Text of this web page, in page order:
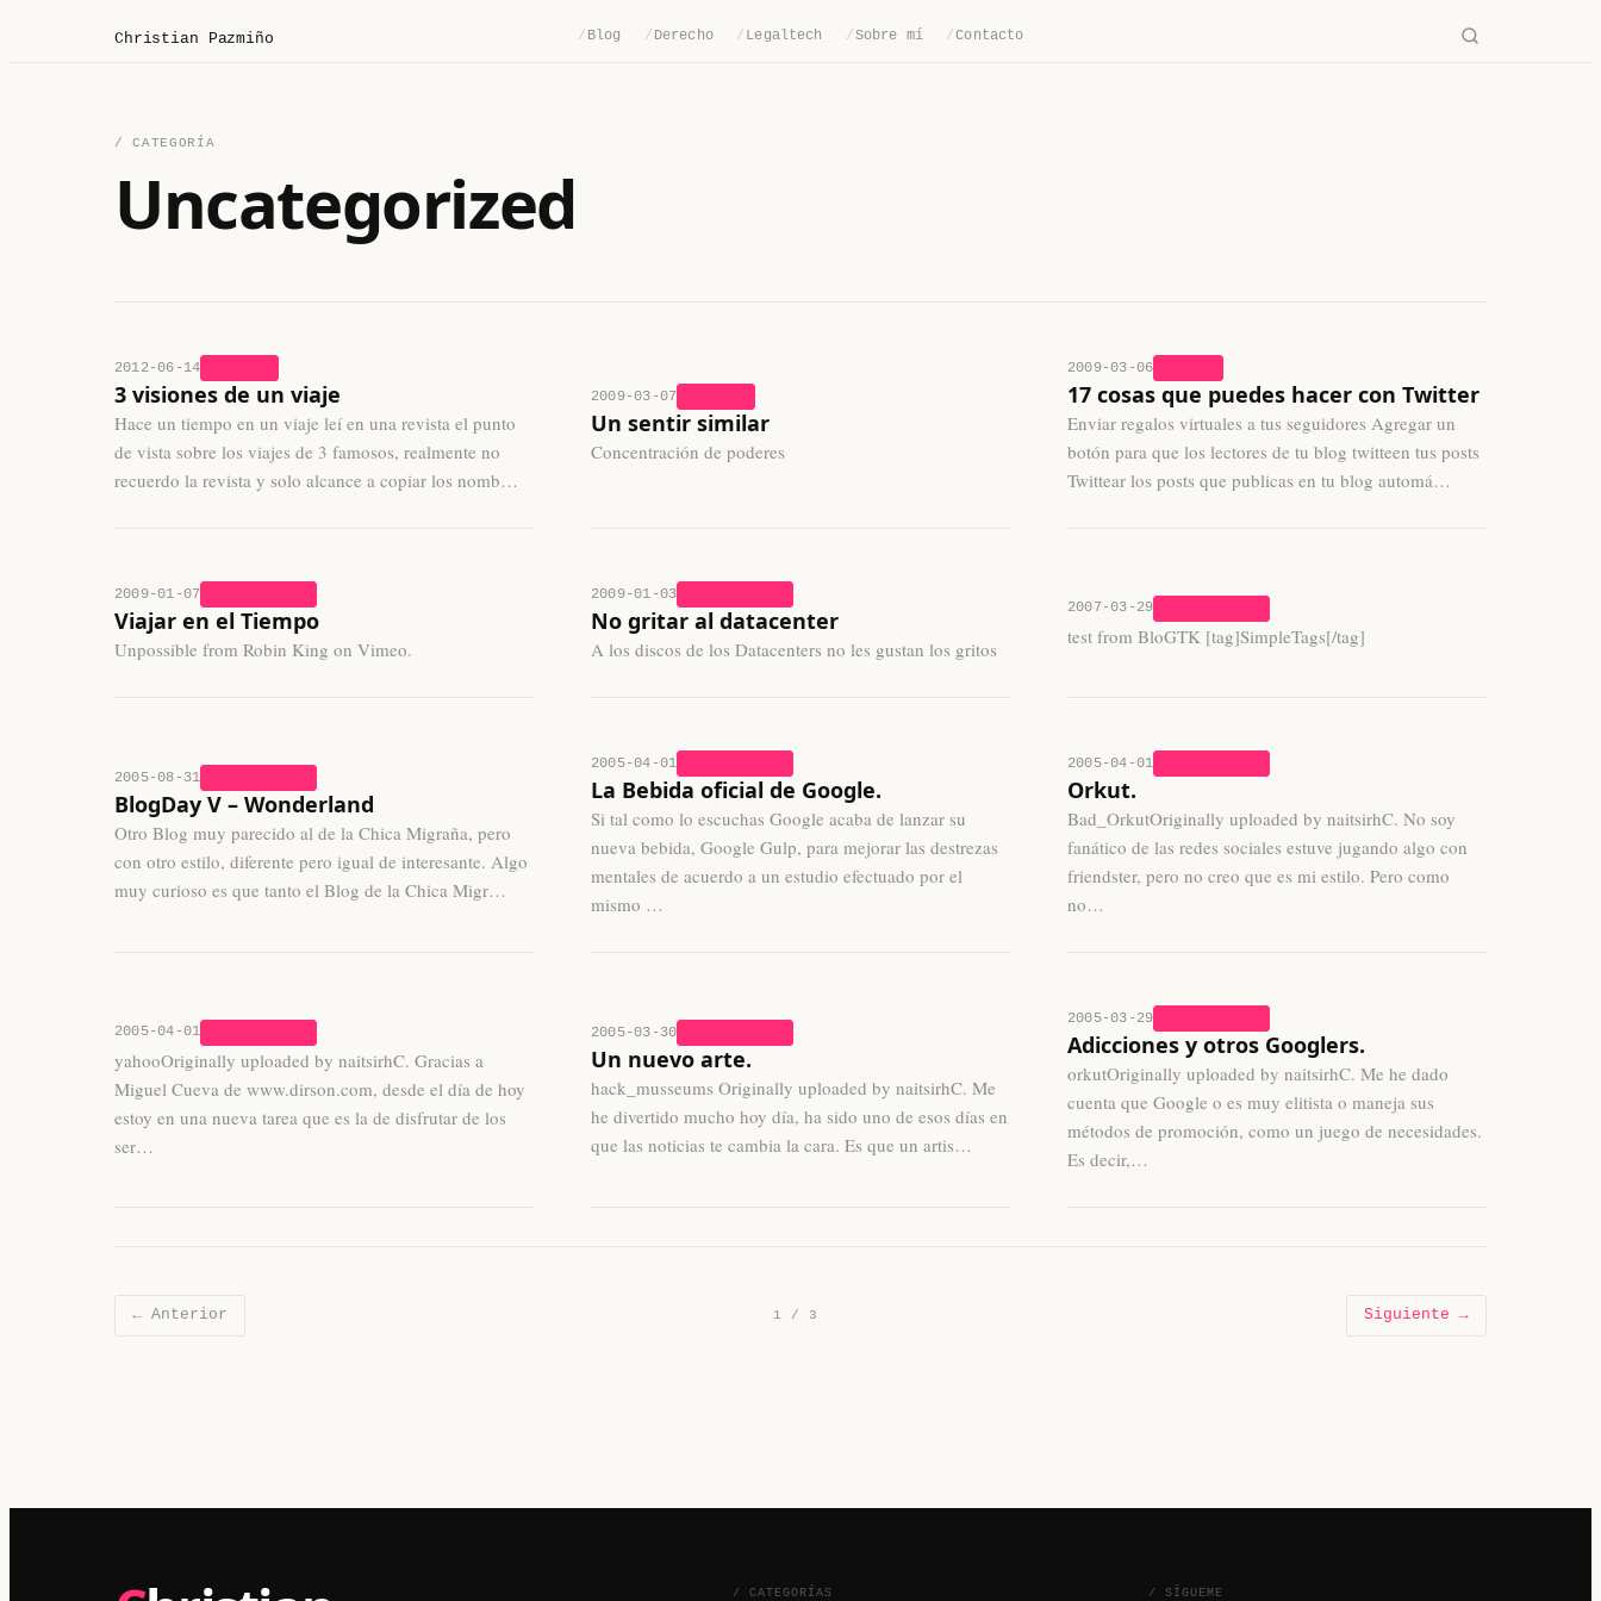
Christian Pazmiño / Blog / Derecho / Legaltech /Sobre mí /Contacto
/ CATEGORÍA
Uncategorized
2012-06-14
3 visiones de un viaje
Hace un tiempo en un viaje leí en una revista el punto
de vista sobre los viajes de 3 famosos, realmente no
recuerdo la revista y solo alcance a copiar los nomb…
2009-03-07
Un sentir similar
Concentración de poderes
2009-03-06
17 cosas que puedes hacer con Twitter
Enviar regalos virtuales a tus seguidores Agregar un
botón para que los lectores de tu blog twitteen tus posts
Twittear los posts que publicas en tu blog automá…
2009-01-07
Viajar en el Tiempo
Unpossible from Robin King on Vimeo.
2009-01-03
No gritar al datacenter
A los discos de los Datacenters no les gustan los gritos
2007-03-29
test from BloGTK [tag]SimpleTags[/tag]
2005-08-31
BlogDay V – Wonderland
Otro Blog muy parecido al de la Chica Migraña, pero
con otro estilo, diferente pero igual de interesante. Algo
muy curioso es que tanto el Blog de la Chica Migr…
2005-04-01
La Bebida oficial de Google.
Si tal como lo escuchas Google acaba de lanzar su
nueva bebida, Google Gulp, para mejorar las destrezas
mentales de acuerdo a un estudio efectuado por el
mismo …
2005-04-01
Orkut.
Bad_OrkutOriginally uploaded by naitsirhC. No soy
fanático de las redes sociales estuve jugando algo con
friendster, pero no creo que es mi estilo. Pero como
no…
2005-04-01
yahooOriginally uploaded by naitsirhC. Gracias a
Miguel Cueva de www.dirson.com, desde el dí­a de hoy
estoy en una nueva tarea que es la de disfrutar de los
ser…
2005-03-30
Un nuevo arte.
hack_musseums Originally uploaded by naitsirhC. Me
he divertido mucho hoy dí­a, ha sido uno de esos dí­as en
que las noticias te cambia la cara. Es que un artis…
2005-03-29
Adicciones y otros Googlers.
orkutOriginally uploaded by naitsirhC. Me he dado
cuenta que Google o es muy elitista o maneja sus
métodos de promoción, como un juego de necesidades.
Es decir,…
← Anterior 1 / 3 Siguiente →
/ CATEGORÍAS / SÍGUEME